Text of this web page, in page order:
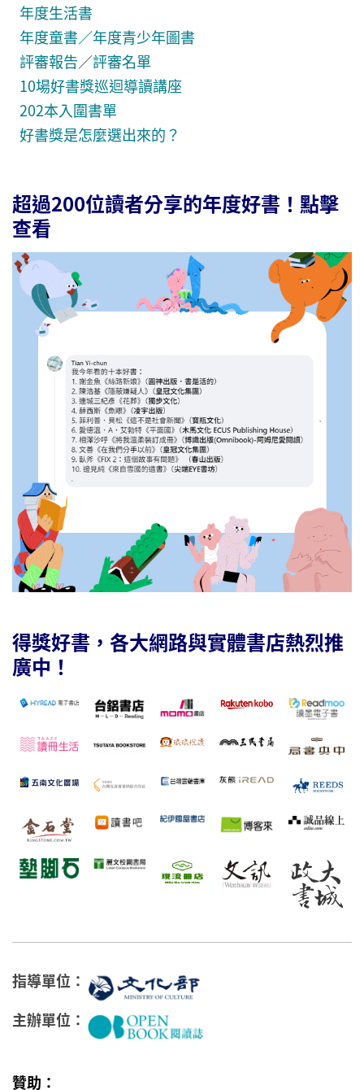
年度生活書
年度童書／年度青少年圖書
評審報告／評審名單
10場好書獎巡迴導讀講座
202本入圍書單
好書獎是怎麼選出來的？
超過200位讀者分享的年度好書！點擊
查看
得獎好書，各大網路與實體書店熱烈推
廣中！
指導單位：
主辦單位：
贊助：